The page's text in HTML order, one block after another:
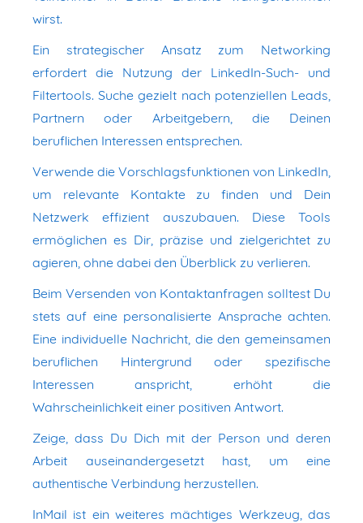
wirst.
Ein strategischer Ansatz zum Networking
erfordert die Nutzung der LinkedIn-Such- und
Filtertools. Suche gezielt nach potenziellen Leads,
Partnern oder Arbeitgebern, die Deinen
beruflichen Interessen entsprechen.
Verwende die Vorschlagsfunktionen von LinkedIn,
um relevante Kontakte zu finden und Dein
Netzwerk effizient auszubauen. Diese Tools
ermöglichen es Dir, präzise und zielgerichtet zu
agieren, ohne dabei den Überblick zu verlieren.
Beim Versenden von Kontaktanfragen solltest Du
stets auf eine personalisierte Ansprache achten.
Eine individuelle Nachricht, die den gemeinsamen
beruflichen Hintergrund oder spezifische
Interessen anspricht, erhöht die
Wahrscheinlichkeit einer positiven Antwort.
Zeige, dass Du Dich mit der Person und deren
Arbeit auseinandergesetzt hast, um eine
authentische Verbindung herzustellen.
InMail ist ein weiteres mächtiges Werkzeug, das